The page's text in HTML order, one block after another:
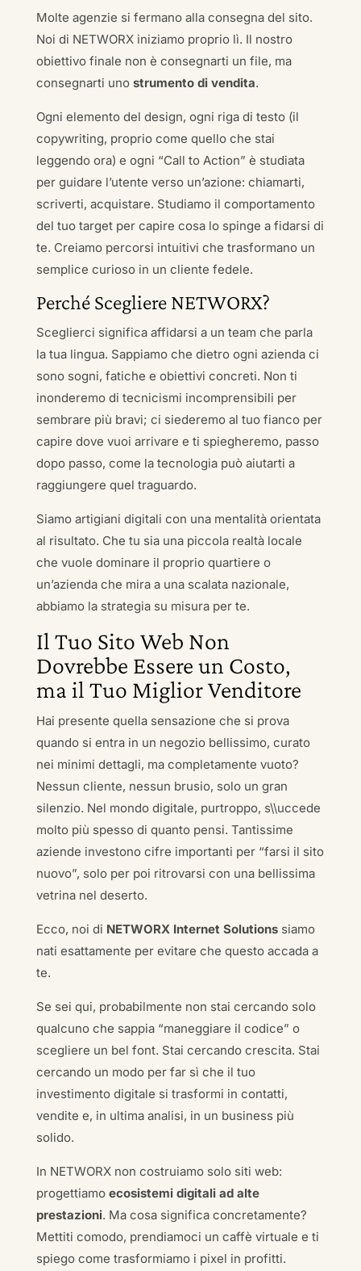
Molte agenzie si fermano alla consegna del sito.
Noi di NETWORX iniziamo proprio lì. Il nostro
obiettivo finale non è consegnarti un file, ma
consegnarti uno strumento di vendita.
Ogni elemento del design, ogni riga di testo (il
copywriting, proprio come quello che stai
leggendo ora) e ogni “Call to Action” è studiata
per guidare l’utente verso un’azione: chiamarti,
scriverti, acquistare. Studiamo il comportamento
del tuo target per capire cosa lo spinge a fidarsi di
te. Creiamo percorsi intuitivi che trasformano un
semplice curioso in un cliente fedele.
Perché Scegliere NETWORX?
Sceglierci significa affidarsi a un team che parla
la tua lingua. Sappiamo che dietro ogni azienda ci
sono sogni, fatiche e obiettivi concreti. Non ti
inonderemo di tecnicismi incomprensibili per
sembrare più bravi; ci siederemo al tuo fianco per
capire dove vuoi arrivare e ti spiegheremo, passo
dopo passo, come la tecnologia può aiutarti a
raggiungere quel traguardo.
Siamo artigiani digitali con una mentalità orientata
al risultato. Che tu sia una piccola realtà locale
che vuole dominare il proprio quartiere o
un’azienda che mira a una scalata nazionale,
abbiamo la strategia su misura per te.
Il Tuo Sito Web Non
Dovrebbe Essere un Costo,
ma il Tuo Miglior Venditore
Hai presente quella sensazione che si prova
quando si entra in un negozio bellissimo, curato
nei minimi dettagli, ma completamente vuoto?
Nessun cliente, nessun brusio, solo un gran
silenzio. Nel mondo digitale, purtroppo, s\\uccede
molto più spesso di quanto pensi. Tantissime
aziende investono cifre importanti per “farsi il sito
nuovo”, solo per poi ritrovarsi con una bellissima
vetrina nel deserto.
Ecco, noi di NETWORX Internet Solutionssiamo
nati esattamente per evitare che questo accada a
te.
Se sei qui, probabilmente non stai cercando solo
qualcuno che sappia “maneggiare il codice” o
scegliere un bel font. Stai cercando crescita. Stai
cercando un modo per far sì che il tuo
investimento digitale si trasformi in contatti,
vendite e, in ultima analisi, in un business più
solido.
In NETWORX non costruiamo solo siti web:
progettiamo ecosistemi digitali ad alte
prestazioni. Ma cosa significa concretamente?
Mettiti comodo, prendiamoci un caffè virtuale e ti
spiego come trasformiamo i pixel in profitti.